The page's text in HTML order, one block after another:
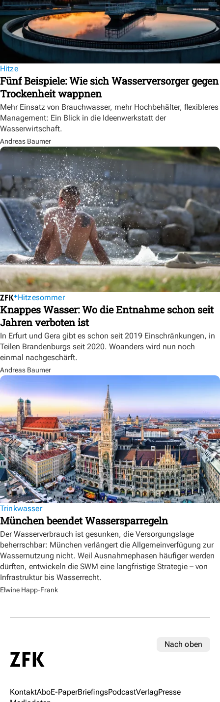
Hitze
Fünf Beispiele: Wie sich Wasserversorger gegen
Trockenheit wappnen
Mehr Einsatz von Brauchwasser, mehr Hochbehälter, flexibleres
Management: Ein Blick in die Ideenwerkstatt der
Wasserwirtschaft.
Andreas Baumer
Hitzesommer
Knappes Wasser: Wo die Entnahme schon seit
Jahren verboten ist
In Erfurt und Gera gibt es schon seit 2019 Einschränkungen, in
Teilen Brandenburgs seit 2020. Woanders wird nun noch
einmal nachgeschärft.
Andreas Baumer
Trinkwasser
München beendet Wassersparregeln
Der Wasserverbrauch ist gesunken, die Versorgungslage
beherrschbar: München verlängert die Allgemeinverfügung zur
Wassernutzung nicht. Weil Ausnahmephasen häufiger werden
dürften, entwickeln die SWM eine langfristige Strategie – von
Infrastruktur bis Wasserrecht.
Elwine Happ-Frank
Nach oben
KontaktAboE-PaperBriefingsPodcastVerlagPresse